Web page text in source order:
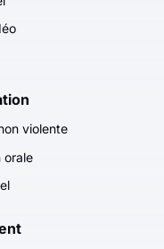
violente
orale